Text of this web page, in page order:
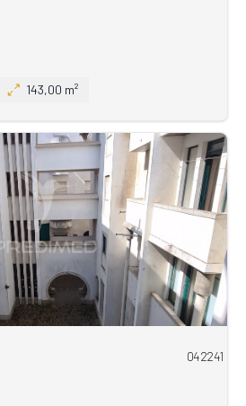
143,00 m²
042241